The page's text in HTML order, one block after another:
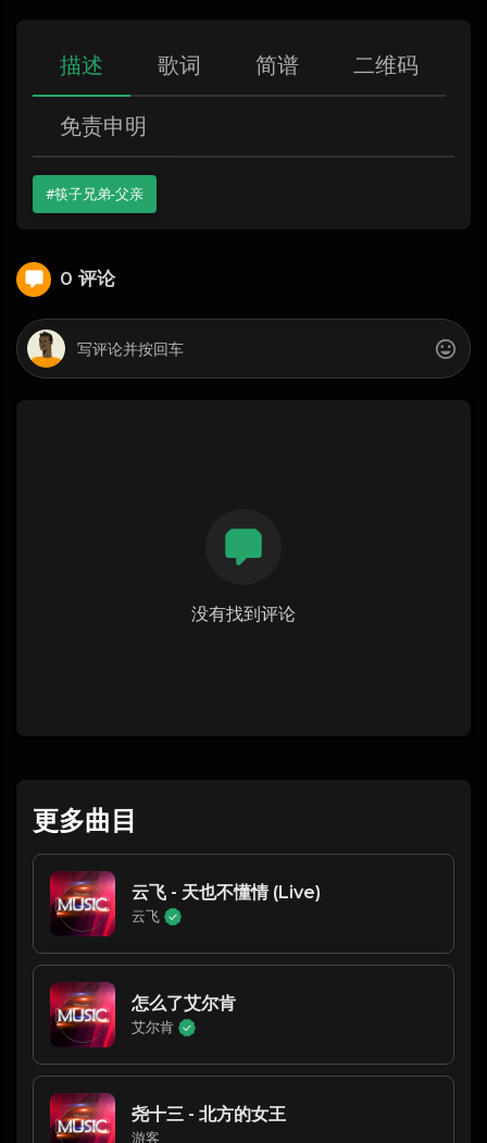
描述 歌词 简谱 二维码
免责申明
#筷子兄弟-父亲
0 评论
没有找到评论
更多曲目
云飞 - 天也不懂情 (Live)
云飞
怎么了艾尔肯
艾尔肯
尧十三 - 北方的女王
游客